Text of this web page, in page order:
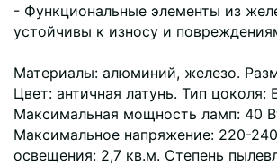
- Функциональные элементы из
устойчивы к износу и
Материалы: алюминий, железо.
Цвет: античная латунь. Тип цоколя:
Максимальная мощность ламп: 40
Максимальное напряжение: 220-
освещения: 2,7 кв.м. Степень